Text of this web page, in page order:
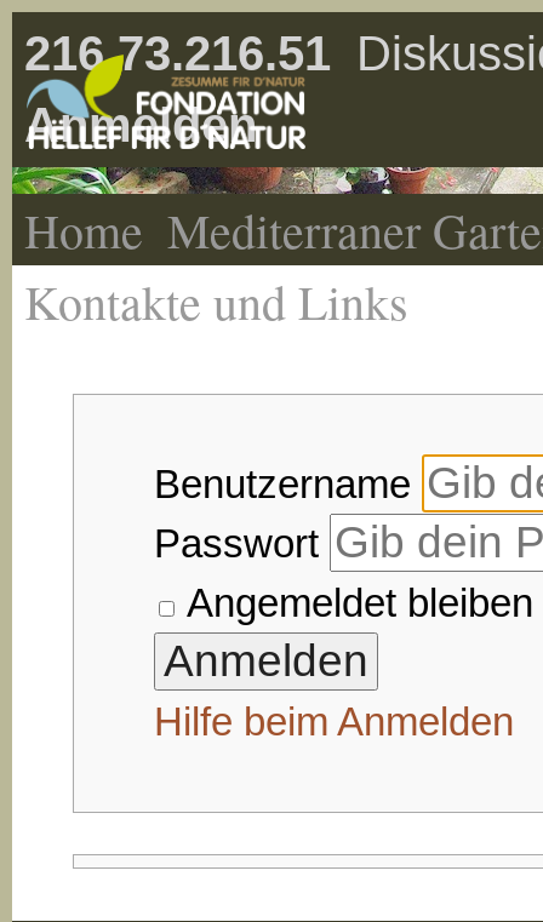
216.73.216.51
Anmelden
Home Mediterraner
Kontakte und Links
Benutzername
Passwort
Angemeldet bleiben
Hilfe beim Anmelden